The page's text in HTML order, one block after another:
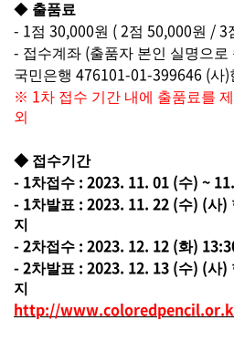
◆ 출품료
- 1 점 30,000원 ( 2점 50,000원 / 3
- 접수계좌 (출품자 본인 실명으로
국민은행 476101-01-399646 (사)
※ 1 차 접수 기간 내에 출품료를
외
◆ 접수기간
- 1차접수 : 2023. 11. 01 (수) ~
- 1차발표 : 2023. 11. 22 (수) (사)
지
- 2차접수 : 2023. 12. 12 (화)
- 2차발표 : 2023. 12. 13 (수) (사)
지
http://